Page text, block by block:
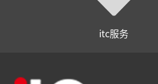
itc服务